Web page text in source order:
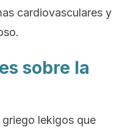
cardiovasculares y
sobre la
griego lekigos que